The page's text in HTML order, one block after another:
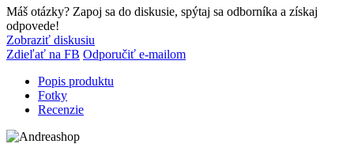
Máš otázky? Zapoj sa do diskusie, spýtaj sa odborníka a získaj
odpovede!
Zobraziť diskusiu
Zdieľať na FB Odporučiť e-mailom
Popis produktu
Fotky
Recenzie